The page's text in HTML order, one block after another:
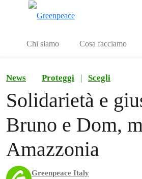
Chi siamo Cosa facciamo
News Proteggi | Scegli
Solidarietà e
Bruno e Dom,
Amazzonia
Greenpeace Italy